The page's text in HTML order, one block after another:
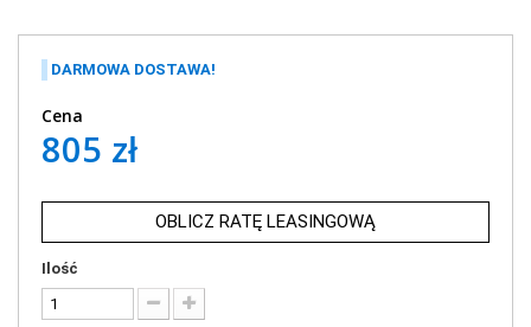
DARMOWA DOSTAWA!
Cena
805 zł
OBLICZ RATĘ LEASINGOWĄ
Ilość